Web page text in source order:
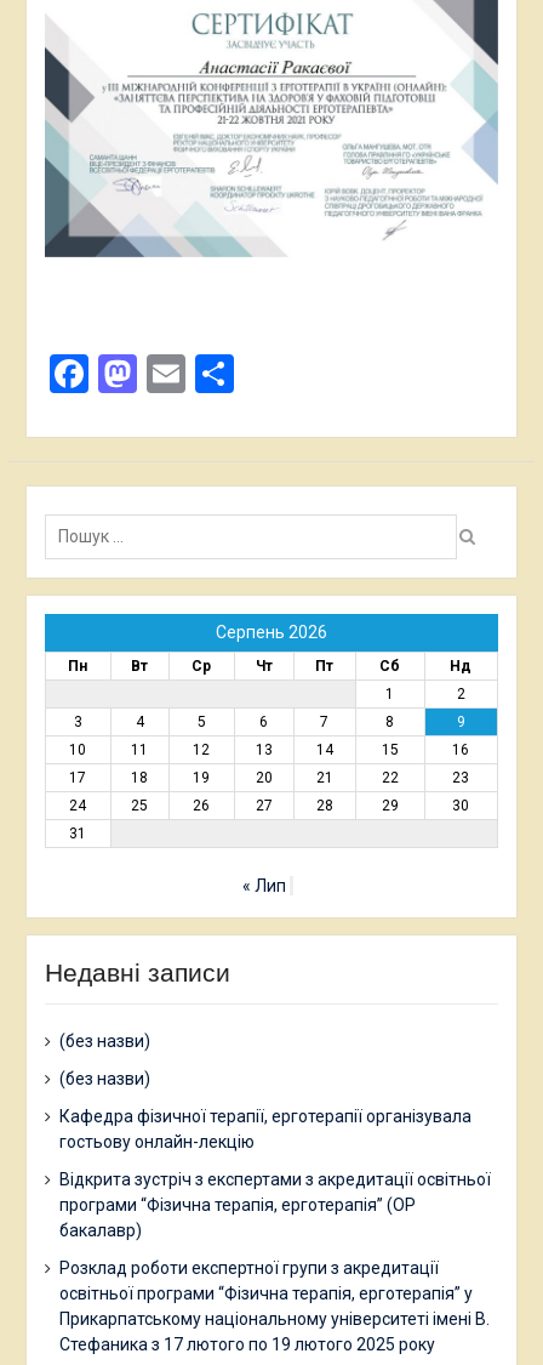
Facebook
Mastodon
EmailПоділитися
Пошук:
Серпень 2026
Пн Вт Ср Чт Пт Сб
Нд
1
2
3
4 5 6 7 8
9
10
11 12 13 14 15
16
17
18 19 20 21 22
23
24
25 26 27 28 29
30
31
« Лип
Недавні записи
(без назви)
(без назви)
Кафедра фізичної терапії, ерготерапії організувала
гостьову онлайн-лекцію
Відкрита зустріч з експертами з акредитації освітньої
програми “Фізична терапія, ерготерапія” (ОР
бакалавр)
Розклад роботи експертної групи з акредитації
освітньої програми “Фізична терапія, ерготерапія” у
Прикарпатському національному університеті імені В.
Стефаника з 17 лютого по 19 лютого 2025 року